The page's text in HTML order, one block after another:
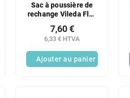
Sac à poussière de
rechange Vileda Flex
6,33 € HTVA
7,60 €
Ajouter au panier